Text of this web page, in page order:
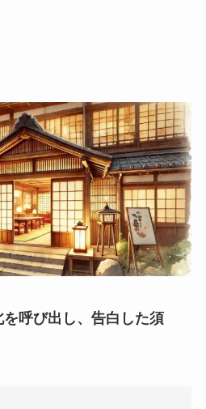
呼び出し、告白した須